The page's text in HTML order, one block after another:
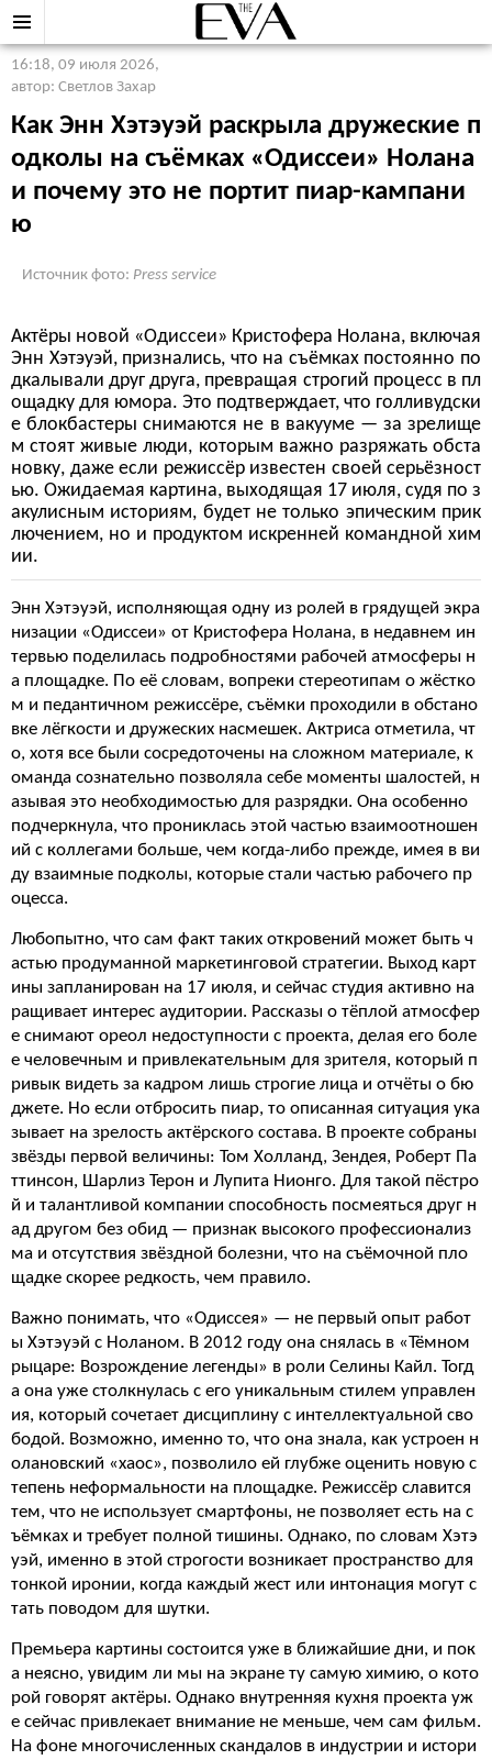
16:18, 09 июля 2026,
автор: Светлов Захар
Как Энн Хэтэуэй раскрыла дружеские п
одколы на съёмках «Одиссеи» Нолана
и почему это не портит пиар-кампани
ю
Источник фото: Press service
Актёры новой «Одиссеи» Кристофера Нолана, включая
Энн Хэтэуэй, признались, что на съёмках постоянно по
дкалывали друг друга, превращая строгий процесс в пл
ощадку для юмора. Это подтверждает, что голливудски
е блокбастеры снимаются не в вакууме — за зрелище
м стоят живые люди, которым важно разряжать обста
новку, даже если режиссёр известен своей серьёзност
ью. Ожидаемая картина, выходящая 17 июля, судя по з
акулисным историям, будет не только эпическим прик
лючением, но и продуктом искренней командной хим
ии.
Энн Хэтэуэй, исполняющая одну из ролей в грядущей экра
низации «Одиссеи» от Кристофера Нолана, в недавнем ин
тервью поделилась подробностями рабочей атмосферы н
а площадке. По её словам, вопреки стереотипам о жёстко
м и педантичном режиссёре, съёмки проходили в обстано
вке лёгкости и дружеских насмешек. Актриса отметила, чт
о, хотя все были сосредоточены на сложном материале, к
оманда сознательно позволяла себе моменты шалостей, н
азывая это необходимостью для разрядки. Она особенно
подчеркнула, что прониклась этой частью взаимоотношен
ий с коллегами больше, чем когда-либо прежде, имея в ви
ду взаимные подколы, которые стали частью рабочего пр
оцесса.
Любопытно, что сам факт таких откровений может быть ч
астью продуманной маркетинговой стратегии. Выход карт
ины запланирован на 17 июля, и сейчас студия активно на
ращивает интерес аудитории. Рассказы о тёплой атмосфер
е снимают ореол недоступности с проекта, делая его боле
е человечным и привлекательным для зрителя, который п
ривык видеть за кадром лишь строгие лица и отчёты о бю
джете. Но если отбросить пиар, то описанная ситуация ука
зывает на зрелость актёрского состава. В проекте собраны
звёзды первой величины: Том Холланд, Зендея, Роберт Па
ттинсон, Шарлиз Терон и Лупита Нионго. Для такой пёстро
й и талантливой компании способность посмеяться друг н
ад другом без обид — признак высокого профессионализ
ма и отсутствия звёздной болезни, что на съёмочной пло
щадке скорее редкость, чем правило.
Важно понимать, что «Одиссея» — не первый опыт работ
ы Хэтэуэй с Ноланом. В 2012 году она снялась в «Тёмном
рыцаре: Возрождение легенды» в роли Селины Кайл. Тогд
а она уже столкнулась с его уникальным стилем управлен
ия, который сочетает дисциплину с интеллектуальной сво
бодой. Возможно, именно то, что она знала, как устроен н
олановский «хаос», позволило ей глубже оценить новую с
тепень неформальности на площадке. Режиссёр славится
тем, что не использует смартфоны, не позволяет есть на с
ъёмках и требует полной тишины. Однако, по словам Хэтэ
уэй, именно в этой строгости возникает пространство для
тонкой иронии, когда каждый жест или интонация могут с
тать поводом для шутки.
Премьера картины состоится уже в ближайшие дни, и пок
а неясно, увидим ли мы на экране ту самую химию, о кото
рой говорят актёры. Однако внутренняя кухня проекта уж
е сейчас привлекает внимание не меньше, чем сам фильм.
На фоне многочисленных скандалов в индустрии и истори